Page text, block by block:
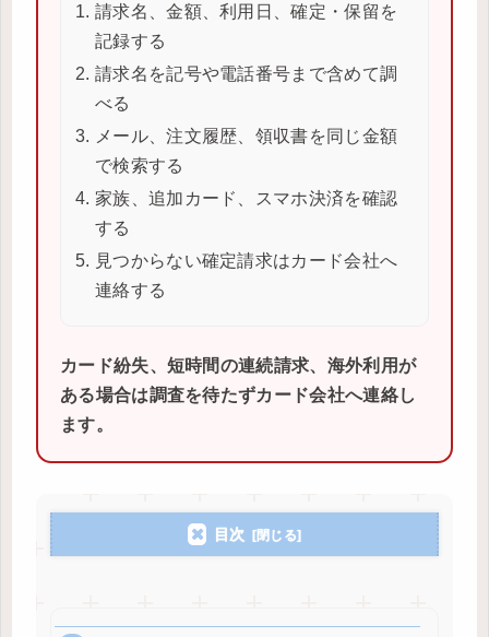
請求名、金額、利用日、確定・保留を
記録する
請求名を記号や電話番号まで含めて調
べる
メール、注文履歴、領収書を同じ金額
で検索する
家族、追加カード、スマホ決済を確認
する
見つからない確定請求はカード会社へ
連絡する
カード紛失、短時間の連続請求、海外利用が
ある場合は調査を待たずカード会社へ連絡し
ます。
目次